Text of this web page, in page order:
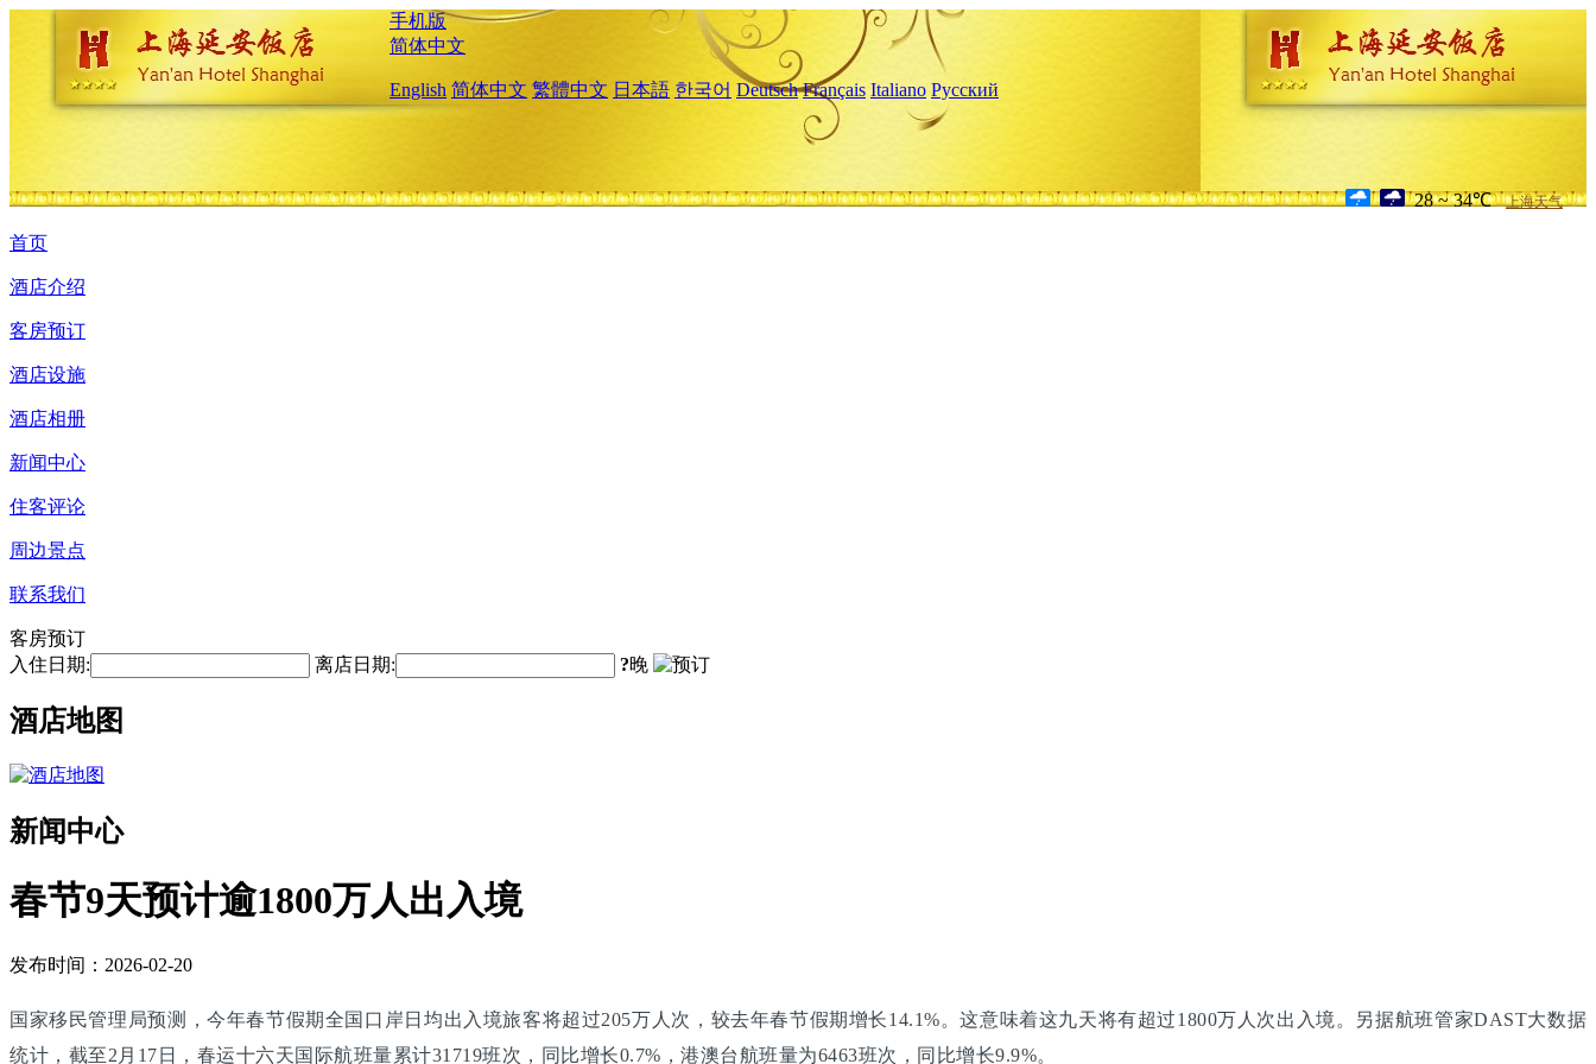
手机版
简体中文
English 简体中文 繁體中文 日本語 한국어 Deutsch Français Italiano Русский
28 ~ 34℃ 上海天气
首页
酒店介绍
客房预订
酒店设施
酒店相册
新闻中心
住客评论
周边景点
联系我们
客房预订
入住日期:
离店日期: ?晚
酒店地图
新闻中心
春节9天预计逾1800万人出入境
发布时间：2026-02-20
国家移民管理局预测，今年春节假期全国口岸日均出入境旅客将超过205万人次，较去年春节假期增长14.1%。这意味着这九天将有超过1800万人次出入境。另据航班管家DAST大数据
统计，截至2月17日，春运十六天国际航班量累计31719班次，同比增长0.7%，港澳台航班量为6463班次，同比增长9.9%。